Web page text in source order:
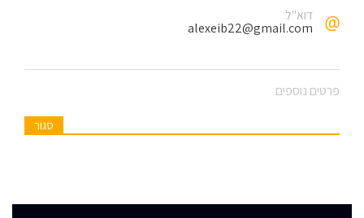
דוא"ל
alexeib22@gmail.com
פרטים נוספים
סגור